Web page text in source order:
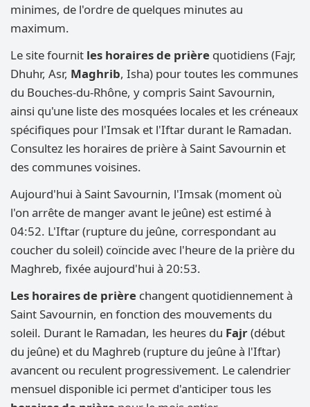
minimes, de l'ordre de quelques minutes au
maximum.
Le site fournit les horaires de prière quotidiens (Fajr,
Dhuhr, Asr, Maghrib, Isha) pour toutes les communes
du Bouches-du-Rhône, y compris Saint Savournin,
ainsi qu'une liste des mosquées locales et les créneaux
spécifiques pour l'Imsak et l'Iftar durant le Ramadan.
Consultez les horaires de prière à Saint Savournin et
des communes voisines.
Aujourd'hui à Saint Savournin, l'Imsak (moment où
l'on arrête de manger avant le jeûne) est estimé à
04:52. L'Iftar (rupture du jeûne, correspondant au
coucher du soleil) coïncide avec l'heure de la prière du
Maghreb, fixée aujourd'hui à 20:53.
Les horaires de prière changent quotidiennement à
Saint Savournin, en fonction des mouvements du
soleil. Durant le Ramadan, les heures du Fajr(début
du jeûne) et du Maghreb (rupture du jeûne à l'Iftar)
avancent ou reculent progressivement. Le calendrier
mensuel disponible ici permet d'anticiper tous les